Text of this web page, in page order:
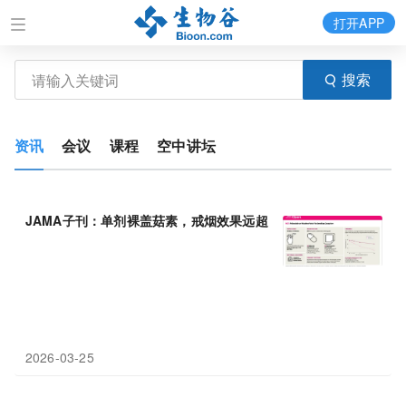
搜索
打开APP
资讯 会议 课程 空中讲坛
JAMA子刊：单剂裸盖菇素，戒烟效果远超 尼古丁贴片
2026-03-25